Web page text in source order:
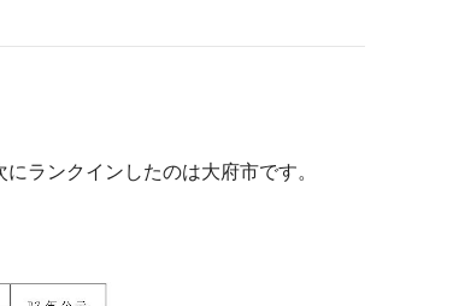
ランクインしたのは大府市です。